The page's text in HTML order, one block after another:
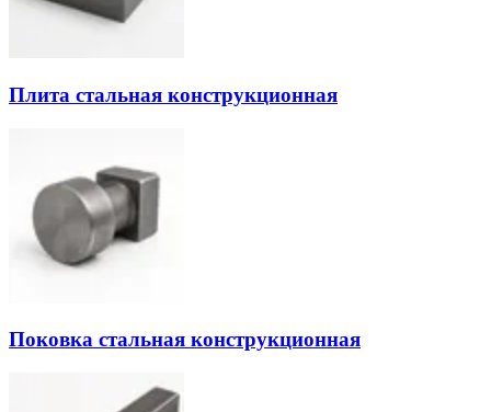
Плита стальная конструкционная
Поковка стальная конструкционная